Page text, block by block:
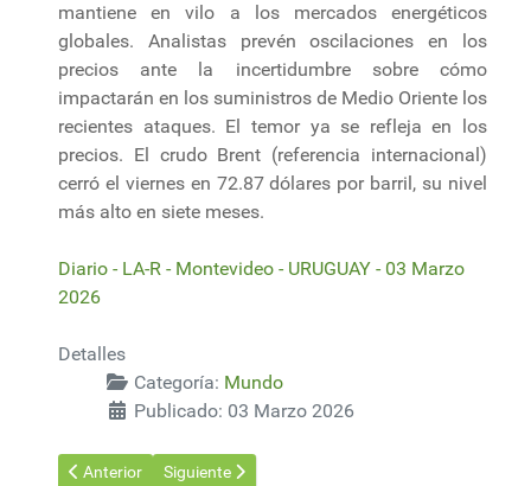
mantiene en vilo a los mercados energéticos
globales. Analistas prevén oscilaciones en los
precios ante la incertidumbre sobre cómo
impactarán en los suministros de Medio Oriente los
recientes ataques. El temor ya se refleja en los
precios. El crudo Brent (referencia internacional)
cerró el viernes en 72.87 dólares por barril, su nivel
más alto en siete meses.
Diario - LA-R - Montevideo - URUGUAY - 03 Marzo
2026
Detalles
Categoría: Mundo
Publicado: 03 Marzo 2026
Artículo anterior: Situación en el estrecho de Ormuz y los
Anterior Artículo siguiente: El petróleo y el gas se
Siguiente